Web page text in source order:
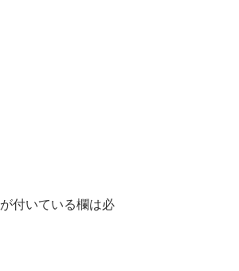
が付いている欄は必